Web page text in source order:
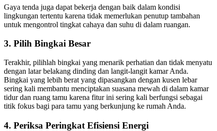
Gaya tenda juga dapat bekerja dengan baik dalam kondisi
lingkungan tertentu karena tidak memerlukan penutup tambahan
untuk mengontrol tingkat cahaya dan suhu di dalam ruangan.
3. Pilih Bingkai Besar
Terakhir, pilihlah bingkai yang menarik perhatian dan tidak menyatu
dengan latar belakang dinding dan langit-langit kamar Anda.
Bingkai yang lebih berat yang dipasangkan dengan kusen lebar
sering kali membantu menciptakan suasana mewah di dalam kamar
tidur dan ruang tamu karena fitur ini sering kali berfungsi sebagai
titik fokus bagi para tamu yang berkunjung ke rumah Anda.
4. Periksa Peringkat Efisiensi Energi